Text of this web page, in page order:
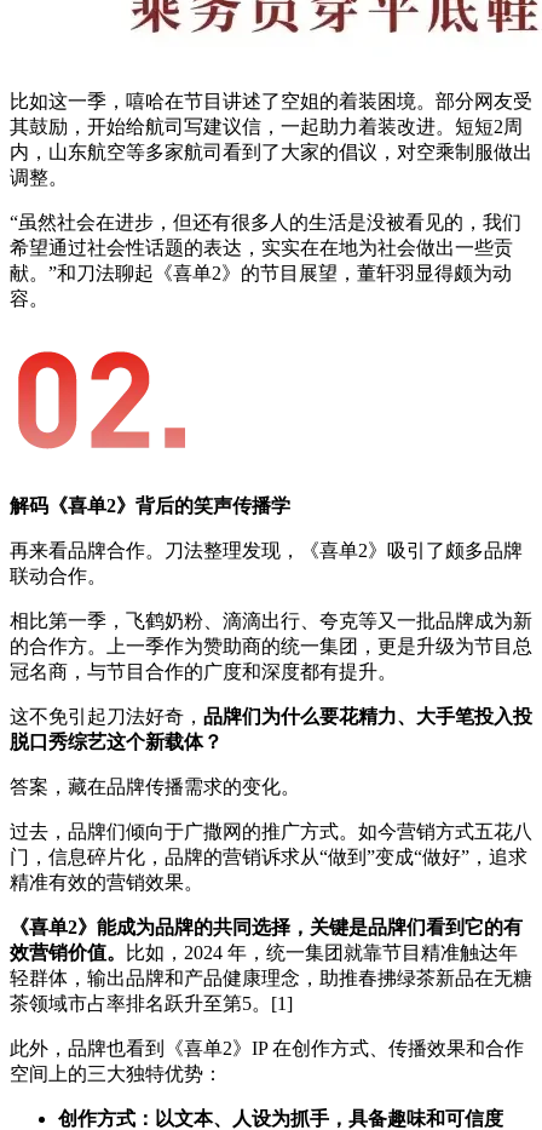
比如这一季，嘻哈在节目讲述了空姐的着装困境。部分网友受
其鼓励，开始给航司写建议信，一起助力着装改进。短短2周
内，山东航空等多家航司看到了大家的倡议，对空乘制服做出
调整。
“虽然社会在进步，但还有很多人的生活是没被看见的，我们
希望通过社会性话题的表达，实实在在地为社会做出一些贡
献。”和刀法聊起《喜单2》的节目展望，董轩羽显得颇为动
容。
解码《喜单2》背后的笑声传播学
再来看品牌合作。刀法整理发现，《喜单2》吸引了颇多品牌
联动合作。
相比第一季，飞鹤奶粉、滴滴出行、夸克等又一批品牌成为新
的合作方。上一季作为赞助商的统一集团，更是升级为节目总
冠名商，与节目合作的广度和深度都有提升。
这不免引起刀法好奇， 品牌们为什么要花精力、大手笔投入投
脱口秀综艺这个新载体？
答案，藏在品牌传播需求的变化。
过去，品牌们倾向于广撒网的推广方式。如今营销方式五花八
门，信息碎片化，品牌的营销诉求从“做到”变成“做好”，追求
精准有效的营销效果。
《喜单2》能成为品牌的共同选择，关键是品牌们看到它的有
效营销价值。
比如，2024 年，统一集团就靠节目精准触达年
轻群体，输出品牌和产品健康理念，助推春拂绿茶新品在无糖
茶领域市占率排名跃升至第5。[1]
此外，品牌也看到《喜单2》IP 在创作方式、传播效果和合作
空间上的三大独特优势：
创作方式：以文本、人设为抓手，具备趣味和可信度